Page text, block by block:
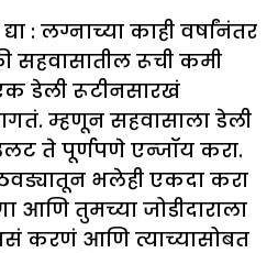
: लग्नाच्या काही वर्षांनंतर
सहवासातील रूची कमी
डेली रूटीनसारखं
म्हणून सहवासाला डेली
ते पूर्णपणे एन्जॉय करा.
भलेही एकदा करा
तुमच्या जोडीदाराला
करणं आणि त्याच्यासोबत